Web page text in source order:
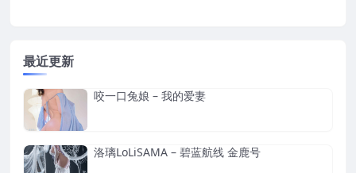
最近更新
咬一口兔娘 – 我的爱妻
洛璃LoLiSAMA – 碧蓝航线 金鹿号